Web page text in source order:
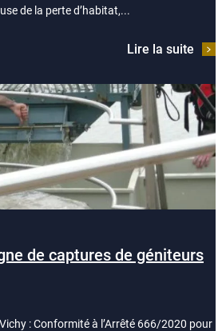
de la perte d’habitat,...
Lire la suite
de captures de géniteurs
: Conformité à l’Arrêté 666/2020 pour